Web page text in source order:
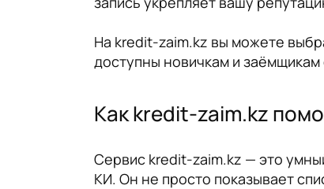
На kredit-zaim.kz вы можете
доступны новичкам и
Как kredit-zaim.kz
Сервис kredit-zaim.kz — это
КИ. Он не просто показывает